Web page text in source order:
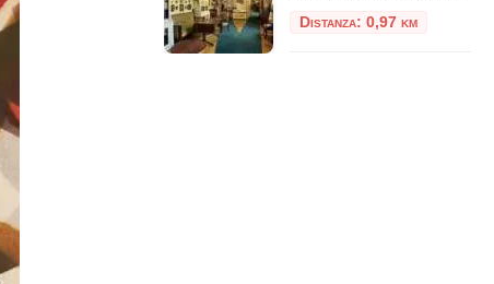
Distanza: 0,97 km